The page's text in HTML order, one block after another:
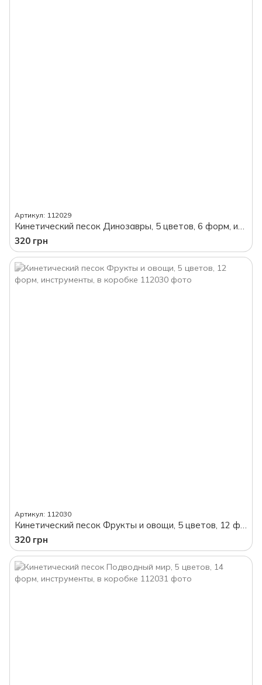
Артикул: 112029
Кинетический песок Динозавры, 5 цветов, 6 форм, инструменты, в коробке
320 грн
Артикул: 112030
Кинетический песок Фрукты и овощи, 5 цветов, 12 форм, инструменты, в коробке
320 грн